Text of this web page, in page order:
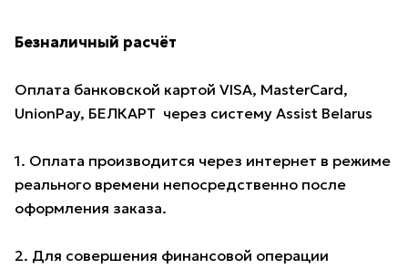
Безналичный расчёт
Оплата банковской картой VISA, MasterCard,
UnionPay, БЕЛКАРТ через систему Assist Belarus
1. Оплата производится через интернет в режиме
реального времени непосредственно после
оформления заказа.
2. Для совершения финансовой операции